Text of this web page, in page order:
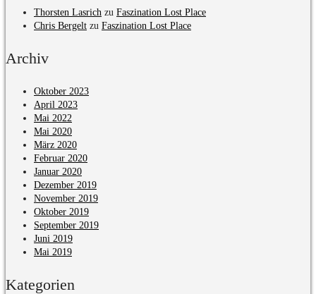
Thorsten Lasrich zu Faszination Lost Place
Chris Bergelt zu Faszination Lost Place
Archiv
Oktober 2023
April 2023
Mai 2022
Mai 2020
März 2020
Februar 2020
Januar 2020
Dezember 2019
November 2019
Oktober 2019
September 2019
Juni 2019
Mai 2019
Kategorien